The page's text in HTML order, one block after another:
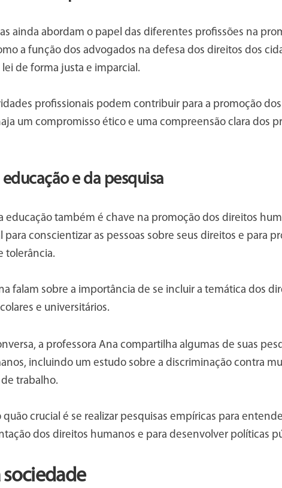
ainda abordam o papel das diferentes profissões na
a função dos advogados na defesa dos direitos dos
de forma justa e imparcial.
profissionais podem contribuir para a promoção
um compromisso ético e uma compreensão clara dos
educação e da pesquisa
educação também é chave na promoção dos direitos
conscientizar as pessoas sobre seus direitos e para
tolerância.
falam sobre a importância de se incluir a temática dos
e universitários.
a professora Ana compartilha algumas de suas
incluindo um estudo sobre a discriminação contra
trabalho.
quão crucial é se realizar pesquisas empíricas para
dos direitos humanos e para desenvolver políticas
sociedade